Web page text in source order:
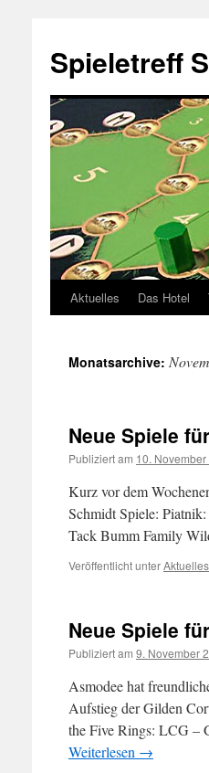
Spieletreff
Zum
springen
Aktuelles Das Hotel
Monatsarchive:
Neue Spiele
Publiziert am 10.
Kurz vor dem
Schmidt Spiele:
Tack Bumm Family
Veröffentlicht unterAktuelles
Neue Spiele
Publiziert am 9. November
Asmodee hat
Aufstieg der Gilden
the Five Rings: LCG –
Weiterlesen →